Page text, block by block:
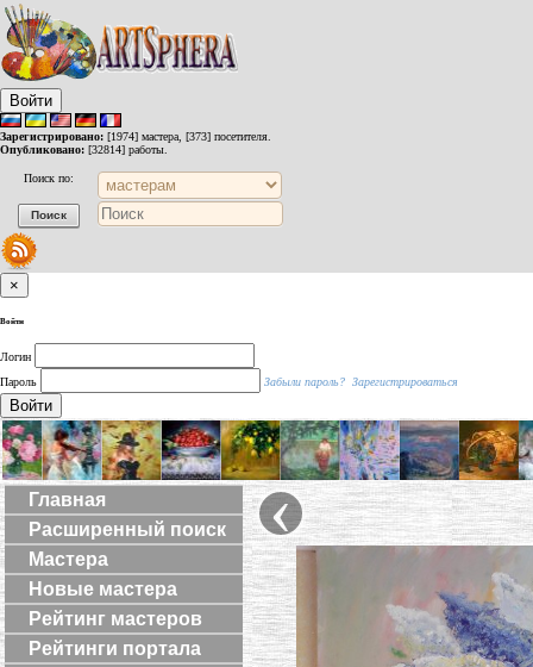
Войти
Зарегистрировано: [1974] мастера, [373] посетителя.
Опубликовано: [32814] работы.
Поиск по:
×
Войти
Логин
Пароль
Забыли пароль? Зарегистрироваться
Войти
Главная
Расширенный поиск
Мастера
Новые мастера
Рейтинг мастеров
Рейтинги портала
‹